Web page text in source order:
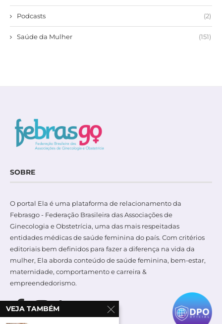
Podcasts (2)
Saúde da Mulher (151)
SOBRE
O portal Ela é uma plataforma de relacionamento da
Febrasgo - Federação Brasileira das Associações de
Ginecologia e Obstetrícia, uma das mais respeitadas
entidades médicas de saúde feminina do país. Com critérios
editoriais bem definidos para fazer a diferença na vida da
mulher, Ela aborda conteúdo de saúde feminina, bem-estar,
maternidade, comportamento e carreira &
empreendedorismo.
VEJA TAMBÉM